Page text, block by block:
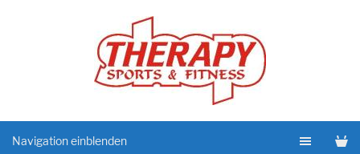
Navigation einblenden